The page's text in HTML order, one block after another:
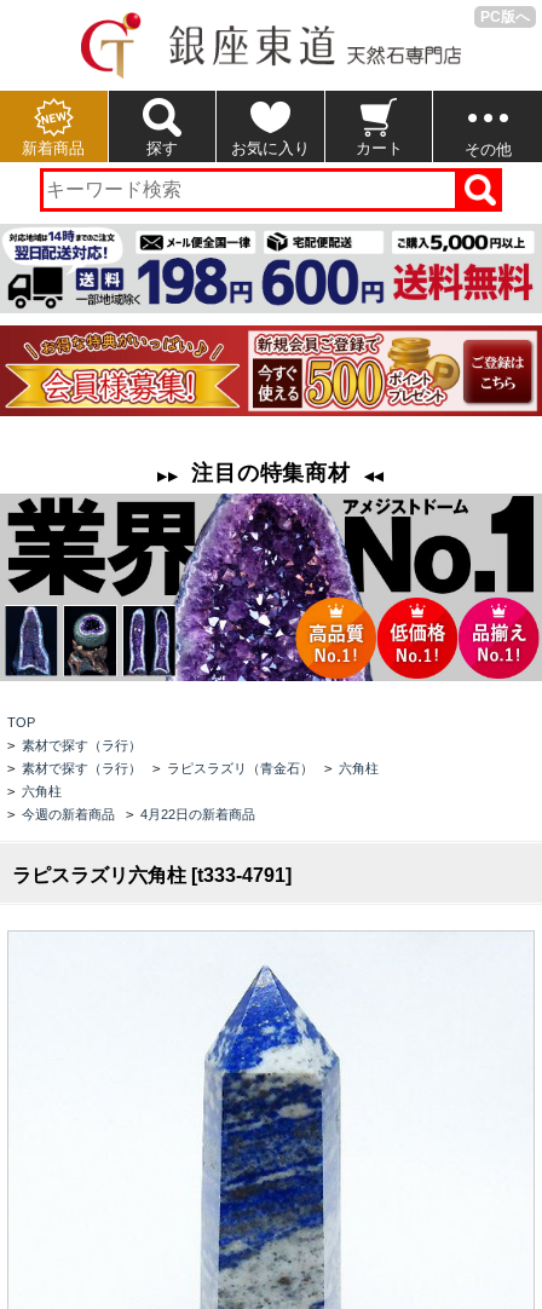
PC版へ
新着商品 探す お気に入り カート その他
TOP
> 素材で探す（ラ行）
> 素材で探す（ラ行） > ラピスラズリ（青金石） > 六角柱
> 六角柱
> 今週の新着商品 > 4月22日の新着商品
ラピスラズリ六角柱 [t333-4791]